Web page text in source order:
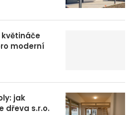
moderní
jak
dřeva s.r.o.